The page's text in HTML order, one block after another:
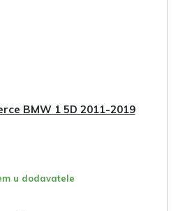
BMW 1 5D 2011-2019
u dodavatele